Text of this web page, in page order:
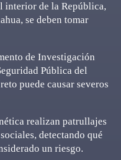
interior de la República,
se deben tomar
de Investigación
Pública del
puede causar severos
realizan patrullajes
detectando qué
un riesgo.